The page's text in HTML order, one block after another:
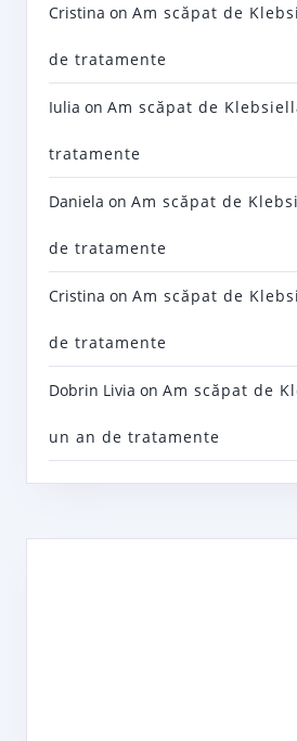
Cristina on Am scăpat de
de tratamente
Iulia on Am scăpat de
tratamente
Daniela on Am scăpat de
de tratamente
Cristina on Am scăpat de
de tratamente
Dobrin Livia on Am scăpat de
un an de tratamente